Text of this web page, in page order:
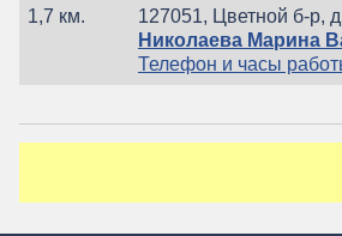
1,7 км.
127051, Цветной б-р,
Николаева Марина
Телефон и часы